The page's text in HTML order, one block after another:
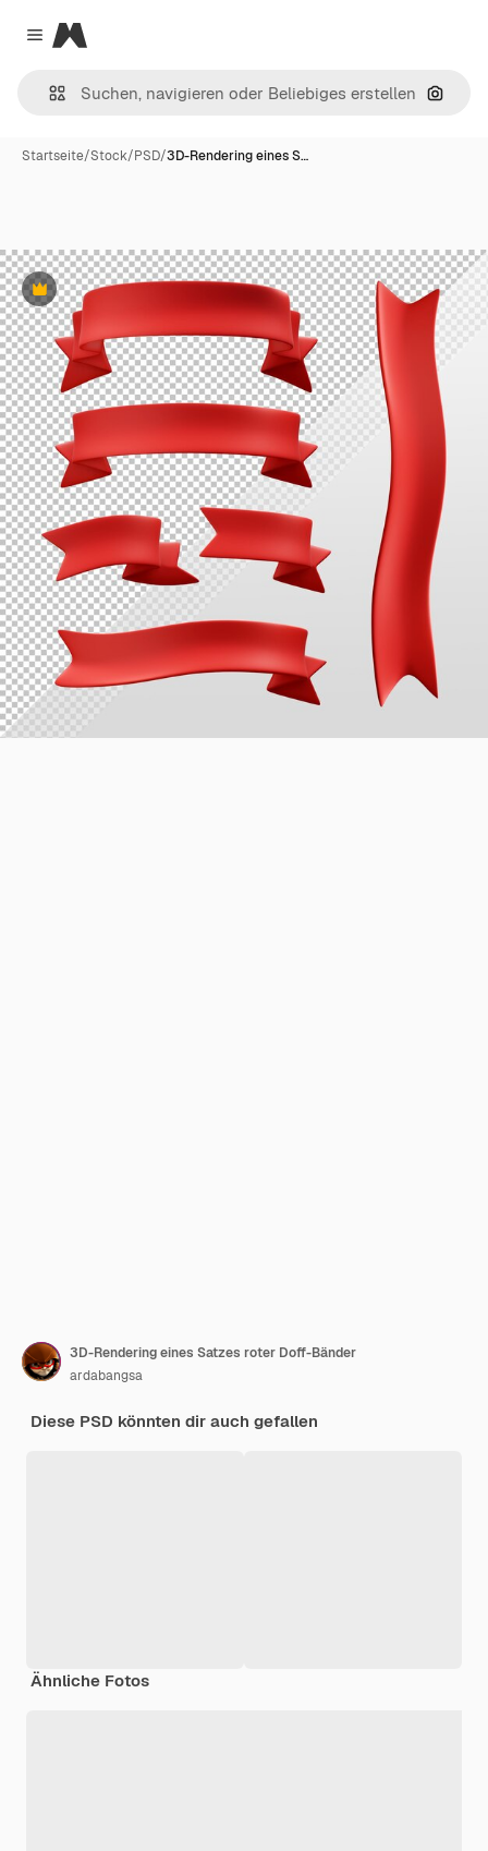
Close menu
Magnific
Nach
Startseite/Stock/PSD/3D-Rendering eines S…
Premium
3D-Rendering eines Satzes roter Doff-Bänder
ardabangsa
Diese PSD könnten dir auch gefallen
Ähnliche Fotos